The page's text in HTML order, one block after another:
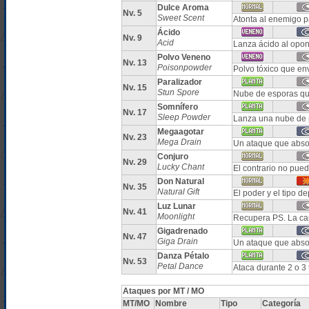
Nv. 5
Dulce Aroma
Sweet Scent
Atonta al enemigo
Nv. 9
Ácido
Acid
Lanza ácido al
Nv. 13
Polvo Veneno
Poisonpowder
Polvo tóxico que
Nv. 15
Paralizador
Stun Spore
Nube de esporas
Nv. 17
Somnífero
Sleep Powder
Lanza una nube
Nv. 23
Megaagotar
Mega Drain
Un ataque que
Nv. 29
Conjuro
Lucky Chant
El contrario no
Nv. 35
Don Natural
Natural Gift
El poder y el tipo
Nv. 41
Luz Lunar
Moonlight
Recupera PS. La
Nv. 47
Gigadrenado
Giga Drain
Un ataque que
Nv. 53
Danza Pétalo
Petal Dance
Ataca durante 2 o
Ataques por MT / MO
MT/MO
Nombre Tipo
Categoría